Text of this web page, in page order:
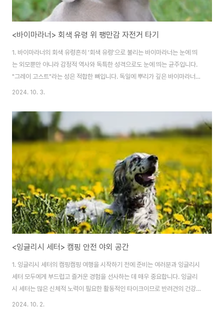
<바이마라너> 회색 유령 위 팽만감 자전거 타기
1. 바이마라너의 회색 유령흔히 '회색 유령'으로 불리는 바이마라너는 눈에 띄
는 외모뿐만 아니라 감정적 역사와 독특한 성격으로도 눈에 띄는 균주입니다.
"그레이 고스트"라는 성은 적합한 뼈입니다. 독일에 뿌리가 깊은 바이마라너족
에게 이 균주는 19세기 초 독일 귀족들이 고양이 울음소리부터 사슴까지 모든
발되었습니다. 이 타이크들은 지능적이고 사전 준비가 되어 있으며 입찰이 가
능할 것을 요구했고, 바이마라너는 이 작업을 위한 완벽한 수요자임을 재빨리
증명했습니다. 겉모습에서 벗어나 조용하고 은밀하게 움직이는 이들의 움직임
도 '그레이 고스트' 캐릭터에 기여했습니다. 바이마라너는 스토킹 할 때 필수적
인 가만히 움직일 수 있는 능력으로 ..
2024. 10. 3.
<잉글리시 세터> 캠핑 안전 야외 공간
1. 잉글리시 세터의 캠핑캠핑 여행을 시작하기 전에 준비는 여러분과 잉글리시
세터 모두에게 부드럽고 즐거운 경험을 선사하는 데 매우 중요합니다. 잉글리
시 세터는 많은 신체적 노력이 필요한 활동적인 타이크이므로 반려견의 건강
상태를 확인하는 것이 첫 번째 단계입니다. 특히 반려견이 자연에 나가본 적이
2024. 10. 2.